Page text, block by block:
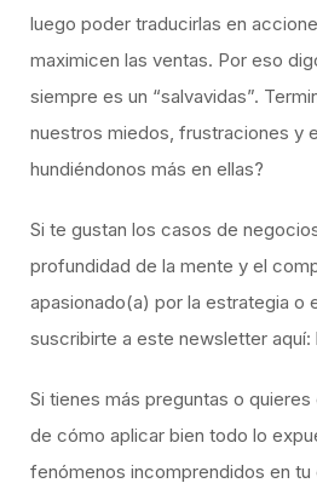
luego poder traducirlas en
maximicen las ventas. Por eso
siempre es un “salvavidas”.
nuestros miedos, frustraciones y
hundiéndonos más en ellas?
Si te gustan los casos de
profundidad de la mente y el
apasionado(a) por la estrategia o
suscribirte a este newsletter aquí:
Si tienes más preguntas o
de cómo aplicar bien todo lo
fenómenos incomprendidos en